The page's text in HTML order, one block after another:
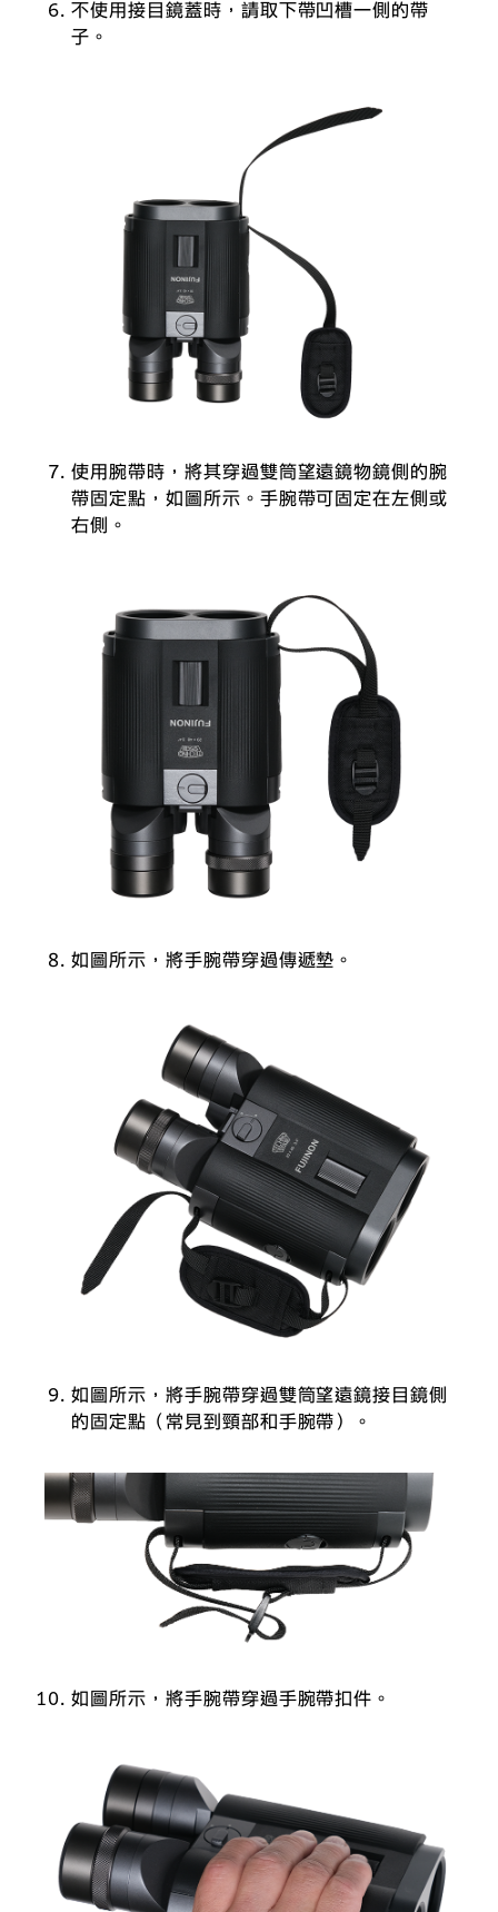
不使用接目鏡蓋時，請取下帶凹槽一側的帶
子。
使用腕帶時，將其穿過雙筒望遠鏡物鏡側的腕
帶固定點，如圖所示。手腕帶可固定在左側或
右側。
如圖所示，將手腕帶穿過傳遞墊。
如圖所示，將手腕帶穿過雙筒望遠鏡接目鏡側
的固定點（常見到頸部和手腕帶）。
如圖所示，將手腕帶穿過手腕帶扣件。